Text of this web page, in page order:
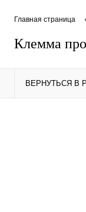
Главная страница
Клемма
ВЕРНУТЬСЯ В